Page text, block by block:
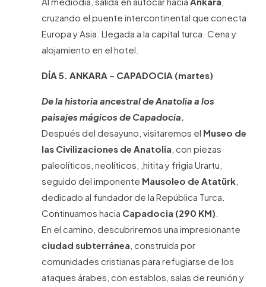
cruzando el puente intercontinental que conecta
Europa y Asia. Llegada a la capital turca. Cena y
alojamiento en el hotel.
DÍA 5. ANKARA – CAPADOCIA (martes)
De la historia ancestral de Anatolia a los
paisajes mágicos de Capadocia.
Después del desayuno, visitaremos el Museo de
las Civilizaciones de Anatolia , con piezas
paleolíticos, neolíticos, ,hitita y frigia Urartu,
seguido del imponente Mausoleo de Atatürk
dedicado al fundador de la República Turca.
Continuamos hacia Capadocia (290 KM)
En el camino, descubriremos una impresionante
ciudad subterránea , construida por
comunidades cristianas para refugiarse de los
ataques árabes, con establos, salas de reunión y